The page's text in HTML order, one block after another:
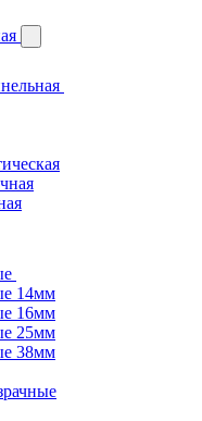
14мм
16мм
25мм
38мм